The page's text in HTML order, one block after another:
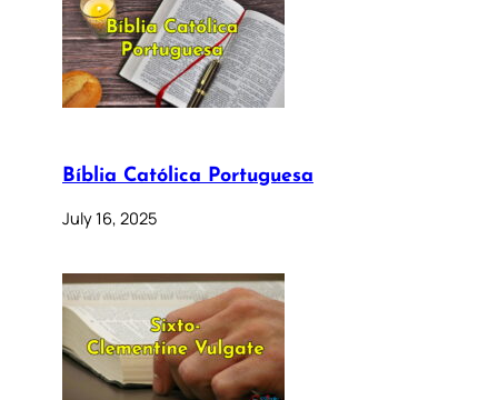
Bíblia Católica Portuguesa
July 16, 2025